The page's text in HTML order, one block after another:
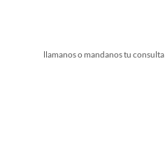
llamanos o mandanos tu consulta